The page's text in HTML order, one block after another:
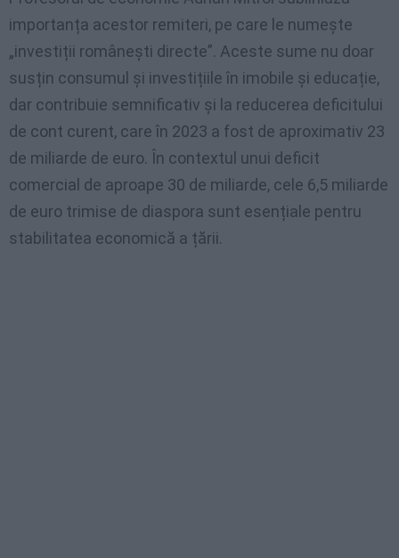
importanța acestor remiteri, pe care le numește
„investiții românești directe”. Aceste sume nu doar
susțin consumul și investițiile în imobile și educație,
dar contribuie semnificativ și la reducerea deficitului
de cont curent, care în 2023 a fost de aproximativ 23
de miliarde de euro. În contextul unui deficit
comercial de aproape 30 de miliarde, cele 6,5 miliarde
de euro trimise de diaspora sunt esențiale pentru
stabilitatea economică a țării.